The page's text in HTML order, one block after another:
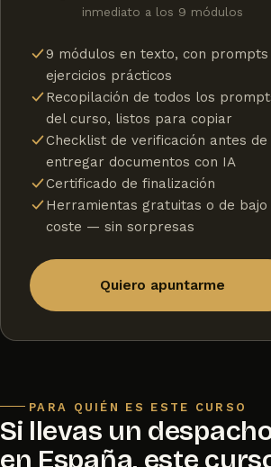
inmediato a los 9 módulos
9 módulos en texto, con prompts
ejercicios prácticos
Recopilación de todos los
del curso, listos para copiar
Checklist de verificación antes de
entregar documentos con IA
Certificado de finalización
Herramientas gratuitas o de bajo
coste — sin sorpresas
Quiero apuntarme
PARA QUIÉN ES ESTE CURSO
Si llevas un
en España, este